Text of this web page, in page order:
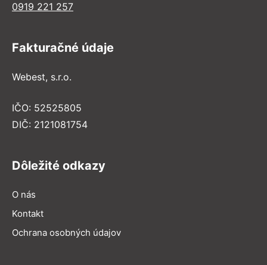
0919 221 257
Fakturačné údaje
Webest, s.r.o.
IČO: 52525805
DIČ: 2121081754
Dôležité odkazy
O nás
Kontakt
Ochrana osobných údajov